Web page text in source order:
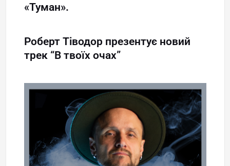
«Туман».
Роберт Тіводор презентує новий
трек “В твоїх очах”